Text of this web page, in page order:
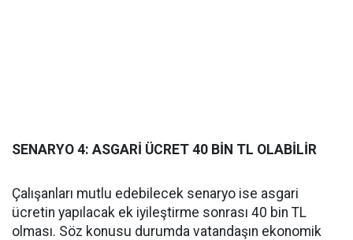
SENARYO 4: ASGARİ ÜCRET 40 BİN TL OLABİLİR
Çalışanları mutlu edebilecek senaryo ise asgari
ücretin yapılacak ek iyileştirme sonrası 40 bin TL
olması. Söz konusu durumda vatandaşın ekonomik